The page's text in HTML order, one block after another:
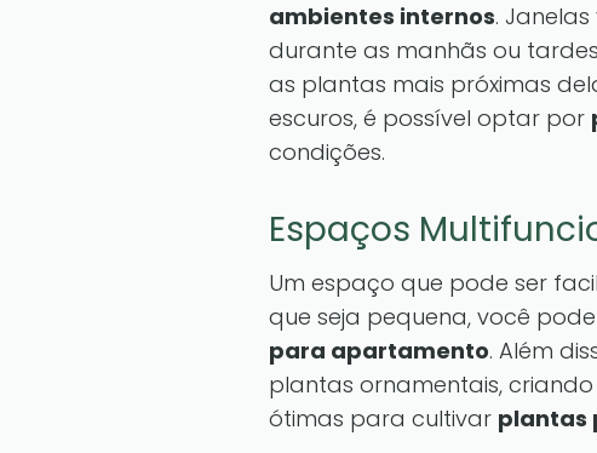
ambientes internos.
durante as manhãs ou
as plantas mais próximas
escuros, é possível optar por
condições.
Espaços
Um espaço que pode ser
que seja pequena, você
para apartamento. Além
plantas ornamentais,
ótimas para cultivar plantas